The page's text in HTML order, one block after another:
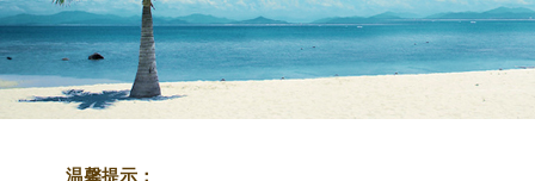
温馨提示：